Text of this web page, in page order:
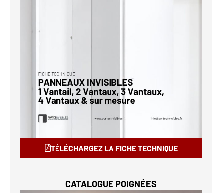
TÉLÉCHARGEZ LA FICHE TECHNIQUE
CATALOGUE POIGNÉES